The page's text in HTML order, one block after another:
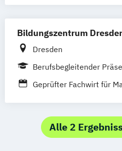
Content Marketing
Design-Manager
Online Marketing
Online Marketing
Projektmanager E-
Stratege für digitales
Technischer
Bildungszentrum
Dresden
Berufsbegleitender
Geprüfter Fachwirt für
Produktmanager (IHK)
Social Media Manager
Alle 2